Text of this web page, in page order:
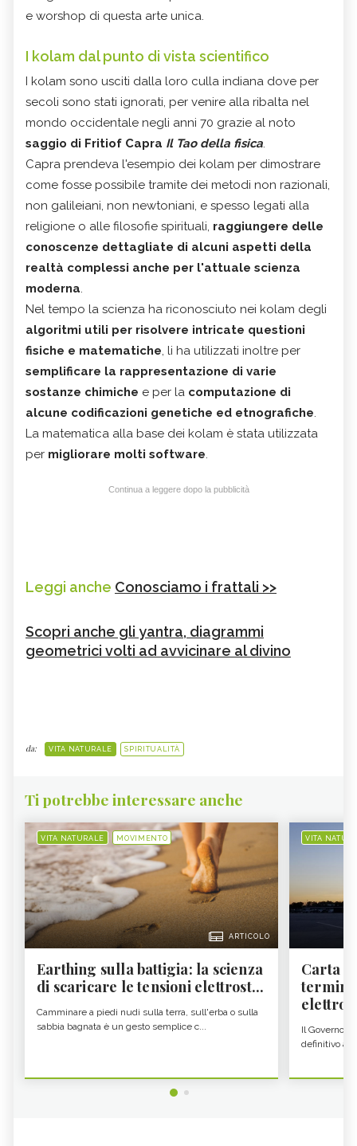
e worshop di questa arte unica.
I kolam dal punto di vista scientifico
I kolam sono usciti dalla loro culla indiana dove per
secoli sono stati ignorati, per venire alla ribalta nel
mondo occidentale negli anni 70 grazie al noto
saggio di Fritiof Capra Il Tao della fisica.
Capra prendeva l'esempio dei kolam per dimostrare
come fosse possibile tramite dei metodi non razionali,
non galileiani, non newtoniani, e spesso legati alla
religione o alle filosofie spirituali, raggiungere delle
conoscenze dettagliate di alcuni aspetti della
realtà complessi anche per l'attuale scienza
moderna.
Nel tempo la scienza ha riconosciuto nei kolam degli
algoritmi utili per risolvere intricate questioni
fisiche e matematiche, li ha utilizzati inoltre per
semplificare la rappresentazione di varie
sostanze chimiche e per la computazione di
alcune codificazioni genetiche ed etnografiche.
La matematica alla base dei kolam è stata utilizzata
per migliorare molti software.
Continua a leggere dopo la pubblicità
Leggi anche Conosciamo i frattali >>
Scopri anche gli yantra, diagrammi
geometrici volti ad avvicinare al divino
da: VITA NATURALE SPIRITUALITÀ
Ti potrebbe interessare anche
VITA NATURALE MOVIMENTO
ARTICOLO
Earthing sulla battigia: la scienza
di scaricare le tensioni elettrost...
Camminare a piedi nudi sulla terra, sull'erba o sulla
sabbia bagnata è un gesto semplice c...
VITA
Carta
Il Governo
definitivo